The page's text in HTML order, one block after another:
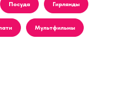
Посуда Гирлянды
Мультфильмы